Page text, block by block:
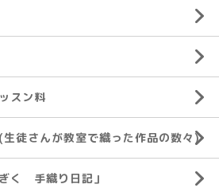
スン料
徒さんが教室で織った作品の数々)
く 手織り日記」